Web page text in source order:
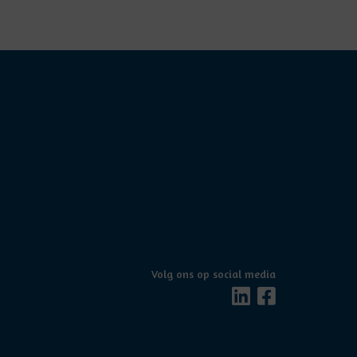
Volg ons op social media